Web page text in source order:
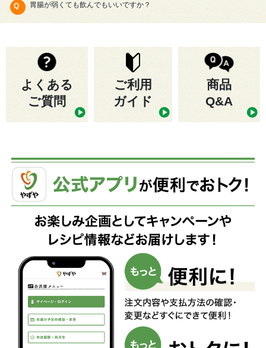
胃腸が弱くても飲んでもいいですか？
よくある
ご質問
ご利用
ガイド
商品
Q&A